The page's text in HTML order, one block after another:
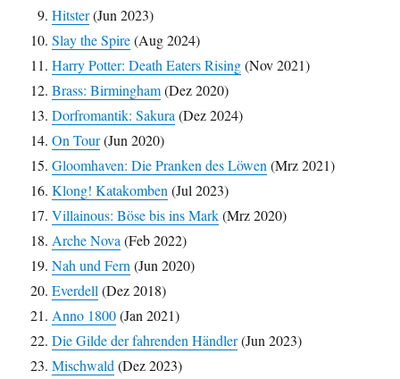
Hitster(Jun 2023)
Slay the Spire(Aug 2024)
Harry Potter: Death Eaters Rising(Nov 2021)
Brass: Birmingham(Dez 2020)
Dorfromantik: Sakura (Dez 2024)
On Tour(Jun 2020)
Gloomhaven: Die Pranken des Löwen (Mrz 2021)
Klong! Katakomben (Jul 2023)
Villainous: Böse bis ins Mark(Mrz 2020)
Arche Nova (Feb 2022)
Nah und Fern (Jun 2020)
Everdell (Dez 2018)
Anno 1800(Jan 2021)
Die Gilde der fahrenden Händler(Jun 2023)
Mischwald (Dez 2023)